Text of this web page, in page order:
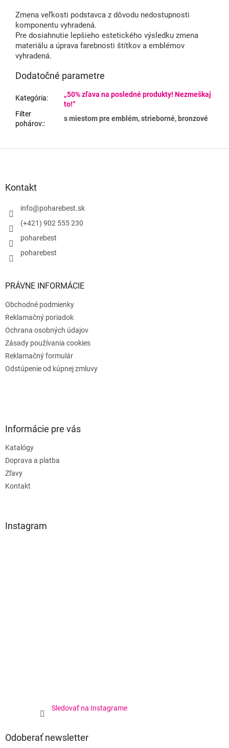
Zmena veľkosti podstavca z dôvodu nedostupnosti
komponentu vyhradená.
Pre dosiahnutie lepšieho estetického výsledku zmena
materiálu a úprava farebnosti štítkov a emblémov
vyhradená.
Dodatočné parametre
Kategória:
„50% zľava na posledné produkty! Nezmeškaj
to!“
Filter
pohárov::
s miestom pre emblém, strieborné, bronzové
Kontakt
info@poharebest.sk
(+421) 902 555 230
poharebest
poharebest
PRÁVNE INFORMÁCIE
Obchodné podmienky
Reklamačný poriadok
Ochrana osobných údajov
Zásady používania cookies
Reklamačný formulár
Odstúpenie od kúpnej zmluvy
Informácie pre vás
Katalógy
Doprava a platba
Zľavy
Kontakt
Instagram
Sledovať na Instagrame
Odoberať newsletter